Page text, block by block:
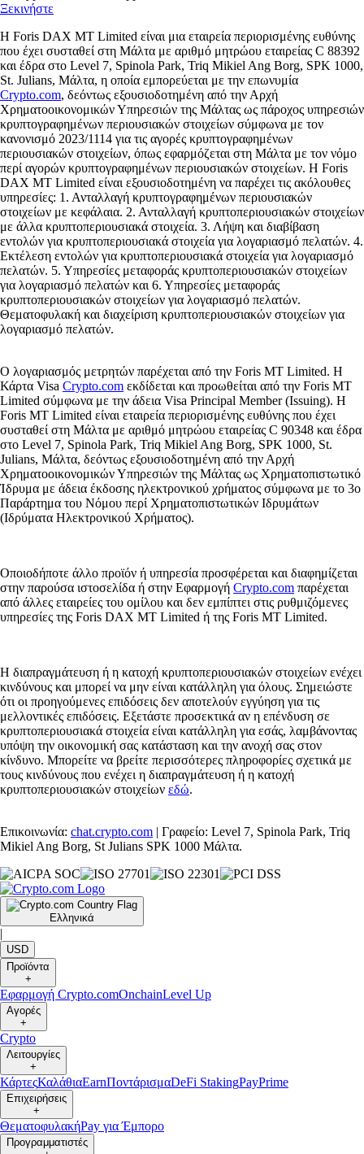
Ξεκινήστε
Η Foris DAX MT Limited είναι μια εταιρεία περιορισμένης ευθύνης
που έχει συσταθεί στη Μάλτα με αριθμό μητρώου εταιρείας C 88392
και έδρα στο Level 7, Spinola Park, Triq Mikiel Ang Borg, SPK 1000,
St. Julians, Μάλτα, η οποία εμπορεύεται με την επωνυμία
Crypto.com, δεόντως εξουσιοδοτημένη από την Αρχή
Χρηματοοικονομικών Υπηρεσιών της Μάλτας ως πάροχος υπηρεσιών
κρυπτογραφημένων περιουσιακών στοιχείων σύμφωνα με τον
κανονισμό 2023/1114 για τις αγορές κρυπτογραφημένων
περιουσιακών στοιχείων, όπως εφαρμόζεται στη Μάλτα με τον νόμο
περί αγορών κρυπτογραφημένων περιουσιακών στοιχείων. Η Foris
DAX MT Limited είναι εξουσιοδοτημένη να παρέχει τις ακόλουθες
υπηρεσίες: 1. Ανταλλαγή κρυπτογραφημένων περιουσιακών
στοιχείων με κεφάλαια. 2. Ανταλλαγή κρυπτοπεριουσιακών στοιχείων
με άλλα κρυπτοπεριουσιακά στοιχεία. 3. Λήψη και διαβίβαση
εντολών για κρυπτοπεριουσιακά στοιχεία για λογαριασμό πελατών. 4.
Εκτέλεση εντολών για κρυπτοπεριουσιακά στοιχεία για λογαριασμό
πελατών. 5. Υπηρεσίες μεταφοράς κρυπτοπεριουσιακών στοιχείων
για λογαριασμό πελατών και 6. Υπηρεσίες μεταφοράς
κρυπτοπεριουσιακών στοιχείων για λογαριασμό πελατών.
Θεματοφυλακή και διαχείριση κρυπτοπεριουσιακών στοιχείων για
λογαριασμό πελατών.
Ο λογαριασμός μετρητών παρέχεται από την Foris MT Limited. Η
Κάρτα Visa Crypto.com εκδίδεται και προωθείται από την Foris MT
Limited σύμφωνα με την άδεια Visa Principal Member (Issuing). Η
Foris MT Limited είναι εταιρεία περιορισμένης ευθύνης που έχει
συσταθεί στη Μάλτα με αριθμό μητρώου εταιρείας C 90348 και έδρα
στο Level 7, Spinola Park, Triq Mikiel Ang Borg, SPK 1000, St.
Julians, Μάλτα, δεόντως εξουσιοδοτημένη από την Αρχή
Χρηματοοικονομικών Υπηρεσιών της Μάλτας ως Χρηματοπιστωτικό
Ίδρυμα με άδεια έκδοσης ηλεκτρονικού χρήματος σύμφωνα με το 3ο
Παράρτημα του Νόμου περί Χρηματοπιστωτικών Ιδρυμάτων
(Ιδρύματα Ηλεκτρονικού Χρήματος).
Οποιοδήποτε άλλο προϊόν ή υπηρεσία προσφέρεται και διαφημίζεται
στην παρούσα ιστοσελίδα ή στην Εφαρμογή Crypto.com παρέχεται
από άλλες εταιρείες του ομίλου και δεν εμπίπτει στις ρυθμιζόμενες
υπηρεσίες της Foris DAX MT Limited ή της Foris MT Limited.
Η διαπραγμάτευση ή η κατοχή κρυπτοπεριουσιακών στοιχείων ενέχει
κινδύνους και μπορεί να μην είναι κατάλληλη για όλους. Σημειώστε
ότι οι προηγούμενες επιδόσεις δεν αποτελούν εγγύηση για τις
μελλοντικές επιδόσεις. Εξετάστε προσεκτικά αν η επένδυση σε
κρυπτοπεριουσιακά στοιχεία είναι κατάλληλη για εσάς, λαμβάνοντας
υπόψη την οικονομική σας κατάσταση και την ανοχή σας στον
κίνδυνο. Μπορείτε να βρείτε περισσότερες πληροφορίες σχετικά με
τους κινδύνους που ενέχει η διαπραγμάτευση ή η κατοχή
κρυπτοπεριουσιακών στοιχείων εδώ.
Επικοινωνία: chat.crypto.com | Γραφείο: Level 7, Spinola Park, Triq
Mikiel Ang Borg, St Julians SPK 1000 Μάλτα.
Ελληνικά
|
USD
Προϊόντα
+
Εφαρμογή Crypto.comOnchainLevel Up
Αγορές
+
Crypto
Λειτουργίες
+
ΚάρτεςΚαλάθιαEarnΠοντάρισμαDeFi StakingPayPrime
Επιχειρήσεις
+
ΘεματοφυλακήPay για Έμπορο
Προγραμματιστές